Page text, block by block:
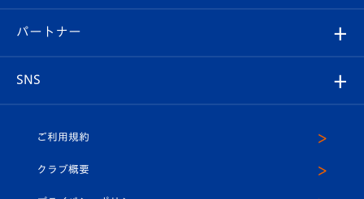
メディア
ホームタウン
マスコット紹介
ヴィヴィくんの長崎おもてなしガイド
スタジアムグルメ
V-LOVERS（ファンクラブ）
プレイヤーズスイート
店舗情報
育成からのお知らせ
U-18
パートナー
SNS
ヴィヴィくんインスタグラム
ご利用規約
クラブ概要